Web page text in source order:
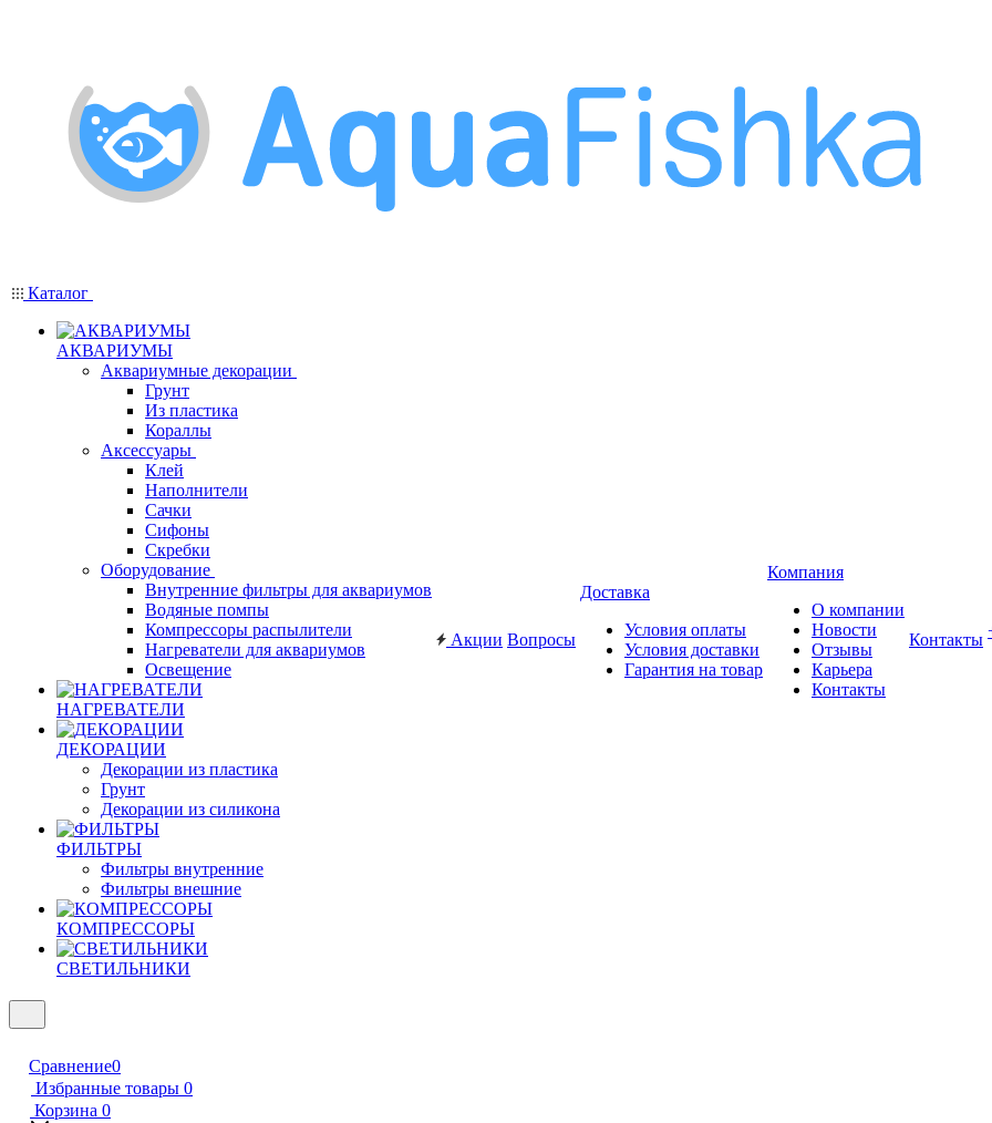
Каталог
АКВАРИУМЫ
Аквариумные декорации
Грунт
Из пластика
Кораллы
Аксессуары
Клей
Наполнители
Сачки
Сифоны
Скребки
Оборудование
Внутренние фильтры для аквариумов
Водяные помпы
Компрессоры распылители
Нагреватели для аквариумов
Освещение
НАГРЕВАТЕЛИ
ДЕКОРАЦИИ
Декорации из пластика
Грунт
Декорации из силикона
ФИЛЬТРЫ
Фильтры внутренние
Фильтры внешние
КОМПРЕССОРЫ
СВЕТИЛЬНИКИ
Акции Вопросы
Доставка
Условия оплаты
Условия доставки
Гарантия на товар
Компания
О компании
Новости
Отзывы
Карьера
Контакты
Контакты
Сравнение0
Избранные товары 0
Корзина 0